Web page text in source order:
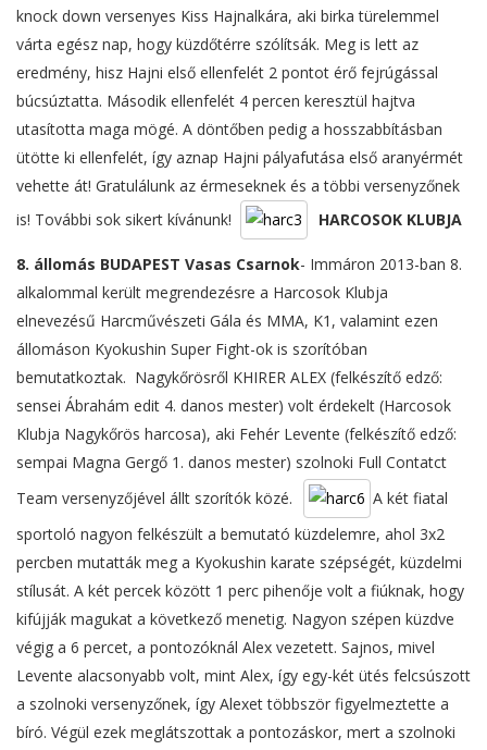
knock down versenyes Kiss Hajnalkára, aki birka türelemmel
várta egész nap, hogy küzdőtérre szólítsák. Meg is lett az
eredmény, hisz Hajni első ellenfelét 2 pontot érő fejrúgással
búcsúztatta. Második ellenfelét 4 percen keresztül hajtva
utasította maga mögé. A döntőben pedig a hosszabbításban
ütötte ki ellenfelét, így aznap Hajni pályafutása első aranyérmét
vehette át! Gratulálunk az érmeseknek és a többi versenyzőnek
is! További sok sikert kívánunk!
HARCOSOK KLUBJA
8. állomás BUDAPEST Vasas Csarnok- Immáron 2013-ban 8.
alkalommal került megrendezésre a Harcosok Klubja
elnevezésű Harcművészeti Gála és MMA, K1, valamint ezen
állomáson Kyokushin Super Fight-ok is szorítóban
bemutatkoztak. Nagykőrösről KHIRER ALEX (felkészítő edző:
sensei Ábrahám edit 4. danos mester) volt érdekelt (Harcosok
Klubja Nagykőrös harcosa), aki Fehér Levente (felkészítő edző:
sempai Magna Gergő 1. danos mester) szolnoki Full Contatct
Team versenyzőjével állt szorítók közé.
A két fiatal
sportoló nagyon felkészült a bemutató küzdelemre, ahol 3x2
percben mutatták meg a Kyokushin karate szépségét, küzdelmi
stílusát. A két percek között 1 perc pihenője volt a fiúknak, hogy
kifújják magukat a következő menetig. Nagyon szépen küzdve
végig a 6 percet, a pontozóknál Alex vezetett. Sajnos, mivel
Levente alacsonyabb volt, mint Alex, így egy-két ütés felcsúszott
a szolnoki versenyzőnek, így Alexet többször figyelmeztette a
bíró. Végül ezek meglátszottak a pontozáskor, mert a szolnoki